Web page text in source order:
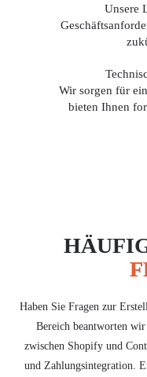
Unsere
Wir sorgen für
bieten Ihnen
Haben Sie Fragen zur
Bereich beantworten
zwischen Shopify und
und Zahlungsintegration.